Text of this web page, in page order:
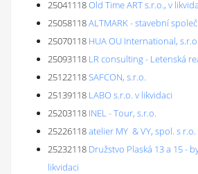
25041118Old Time ART s.r.o., v
25058118ALTMARK - stavební
25070118 HUA OU International, s.r.o.
25093118 LR consulting - Letenská
25122118SAFCON, s.r.o.
25139118 LABO s.r.o. v likvidaci
25203118 INEL - Tour, s.r.o.
25226118atelier MY & VY, spol. s r.o.
25232118 Družstvo Plaská 13 a 15 -
likvidaci